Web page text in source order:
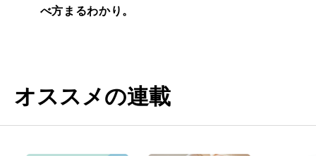
べ方まるわかり。
オススメの連載